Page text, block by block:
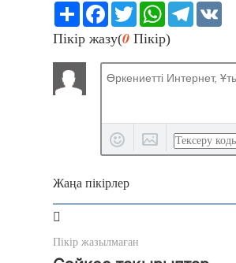
Share Facebook
TwitterWhatsApp
Telegram
Пікір жазу(0 Пікір)
Жаңа пікірлер
Пікір жазылмаған